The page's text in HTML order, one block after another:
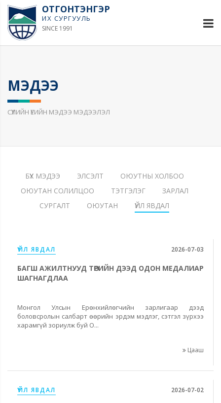
ОТГОНТЭНГЭР
ИХ СУРГУУЛЬ
SINCE 1991
МЭДЭЭ
СҮҮЛИЙН ҮЕИЙН МЭДЭЭ МЭДЭЭЛЭЛ
БҮХ МЭДЭЭ ЭЛСЭЛТ
ОЮУТНЫ ХОЛБОО
ОЮУТАН СОЛИЛЦОО
ТЭТГЭЛЭГ
ЗАРЛАЛ
СУРГАЛТ
ОЮУТАН ҮЙЛ ЯВДАЛ
ҮЙЛ ЯВДАЛ 2026-07-03
БАГШ АЖИЛТНУУД ТӨРИЙН ДЭЭД ОДОН МЕДАЛИАР
ШАГНАГДЛАА
Монгол Улсын Ерөнхийлөгчийн зарлигаар дээд
боловсролын салбарт өөрийн эрдэм мэдлэг, сэтгэл зүрхээ
харамгүй зориулж буй О...
Цааш
ҮЙЛ ЯВДАЛ 2026-07-02